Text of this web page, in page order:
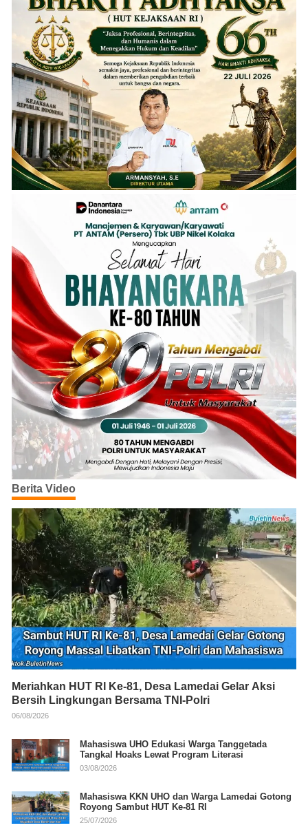
Berita Video
Meriahkan HUT RI Ke-81, Desa Lamedai Gelar Aksi
Bersih Lingkungan Bersama TNI-Polri
06/08/2026
Mahasiswa UHO Edukasi Warga Tanggetada
Tangkal Hoaks Lewat Program Literasi
03/08/2026
Mahasiswa KKN UHO dan Warga Lamedai Gotong
Royong Sambut HUT Ke-81 RI
25/07/2026